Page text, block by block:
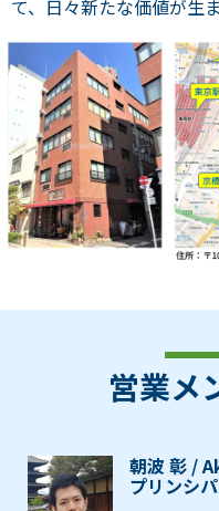
て、日々新たな価値が生
営業メ
朝波 彰 /
プリンシ